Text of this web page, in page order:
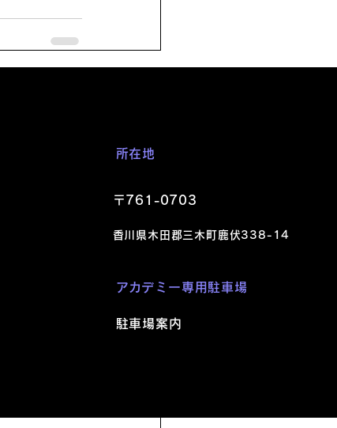
所在地
〒761-0703
香川県木田郡三木町鹿伏338-14
​アカデミー専用駐車場
駐車場案内